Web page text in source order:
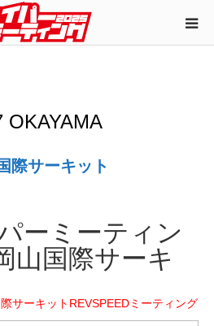
OKAYAMA
際サーキット
ーミーティン
山国際サーキ
サーキットREVSPEEDミーティング